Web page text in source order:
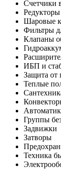
Счетчики
Шаровые
Фильтры
Клапаны
ИБП и
Защита от
Теплые
Группы
Задвижки
Затворы
Техника